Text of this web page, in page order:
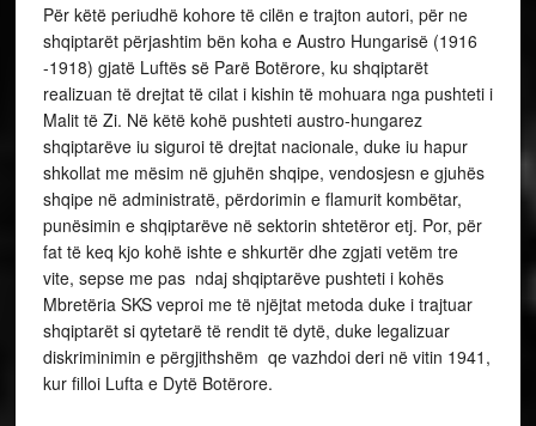
Për këtë periudhë kohore të cilën e trajton autori, për ne
shqiptarët përjashtim bën koha e Austro Hungarisë (1916
-1918) gjatë Luftës së Parë Botërore, ku shqiptarët
realizuan të drejtat të cilat i kishin të mohuara nga pushteti i
Malit të Zi. Në këtë kohë pushteti austro-hungarez
shqiptarëve iu siguroi të drejtat nacionale, duke iu hapur
shkollat me mësim në gjuhën shqipe, vendosjesn e gjuhës
shqipe në administratë, përdorimin e flamurit kombëtar,
punësimin e shqiptarëve në sektorin shtetëror etj. Por, për
fat të keq kjo kohë ishte e shkurtër dhe zgjati vetëm tre
vite, sepse me pas ndaj shqiptarëve pushteti i kohës
Mbretëria SKS veproi me të njëjtat metoda duke i trajtuar
shqiptarët si qytetarë të rendit të dytë, duke legalizuar
diskriminimin e përgjithshëm qe vazhdoi deri në vitin 1941,
kur filloi Lufta e Dytë Botërore.